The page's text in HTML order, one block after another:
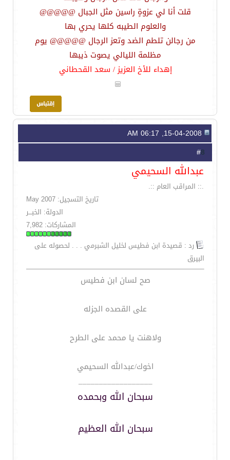
قلت أنا لي عزوةٍ راسين مثل الجبال @@@@@
والعلوم الطيبه كلها يحري بها
من رجالن تلطم الضد وتعز الرجال @@@@@ يوم
مظلمة الليالي يصوت ذيبها
إهداء للأخ العزيز / سعد القحطاني
8
عبدالله السحيمي
.:: المراقب العام ::.
تاريخ التسجيل: May 2007
الدولة: الخبـــر
المشاركات: 7,982
رد : قصيدة ابن فطيس لخليل الشبرمي . . . لحصوله على
البيرق
صح لسان ابن فطيس
على القصده الجزله
ولاهنت يا محمد على الطرح
اخوك/عبدالله السحيمي
__________________
سبحان الله وبحمده
سبحان الله العظيم